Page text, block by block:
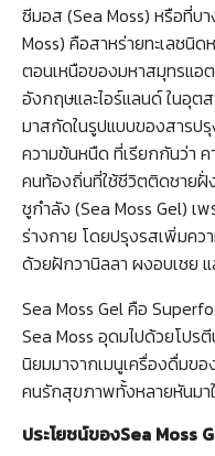
ซีมอส (Sea Moss) หรือที่บ
Moss) คือสาหร่ายทะเลชนิ
ตอนเหนือของมหาสมุทรแอ
อังกฤษและไอร์แลนด์ ในอุต
มาสกัดในรูปแบบของสารป
ความข้นหนืด ที่เรียกกันว่า
คนท้องถิ่นที่ใช้ชีวิตติดชายฝั่
ชูกำลัง (Sea Moss Gel) เ
ร่างกาย โดยปรุงรสเพิ่มคว
ด้วยฝักวานิลลา ผงอบเชย
Sea Moss Gel คือ
Sea Moss อุดมไปด้วยโปร
นิยมมาจากเมนูเครื่องดื่มขอ
คนรักสุขภาพทั้งหลายหันมา
ประโยชน์ของSea Moss